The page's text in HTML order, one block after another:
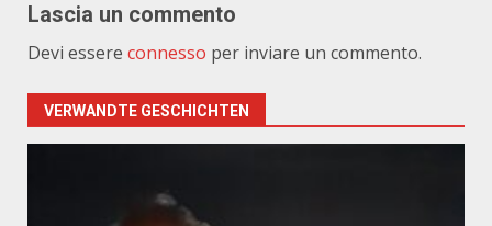
Lascia un commento
Devi essere connesso per inviare un commento.
VERWANDTE GESCHICHTEN